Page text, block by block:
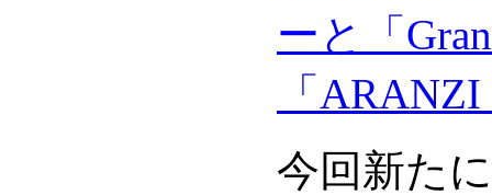
ーと「
「
今回新た